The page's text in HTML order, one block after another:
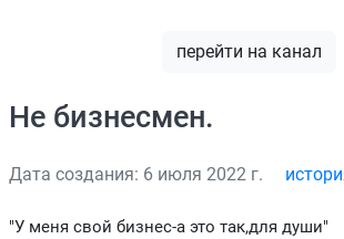
перейти на канал
Не бизнесмен.
Дата создания: 6 июля 2022 г.
"У меня свой бизнес-а это так,для души"